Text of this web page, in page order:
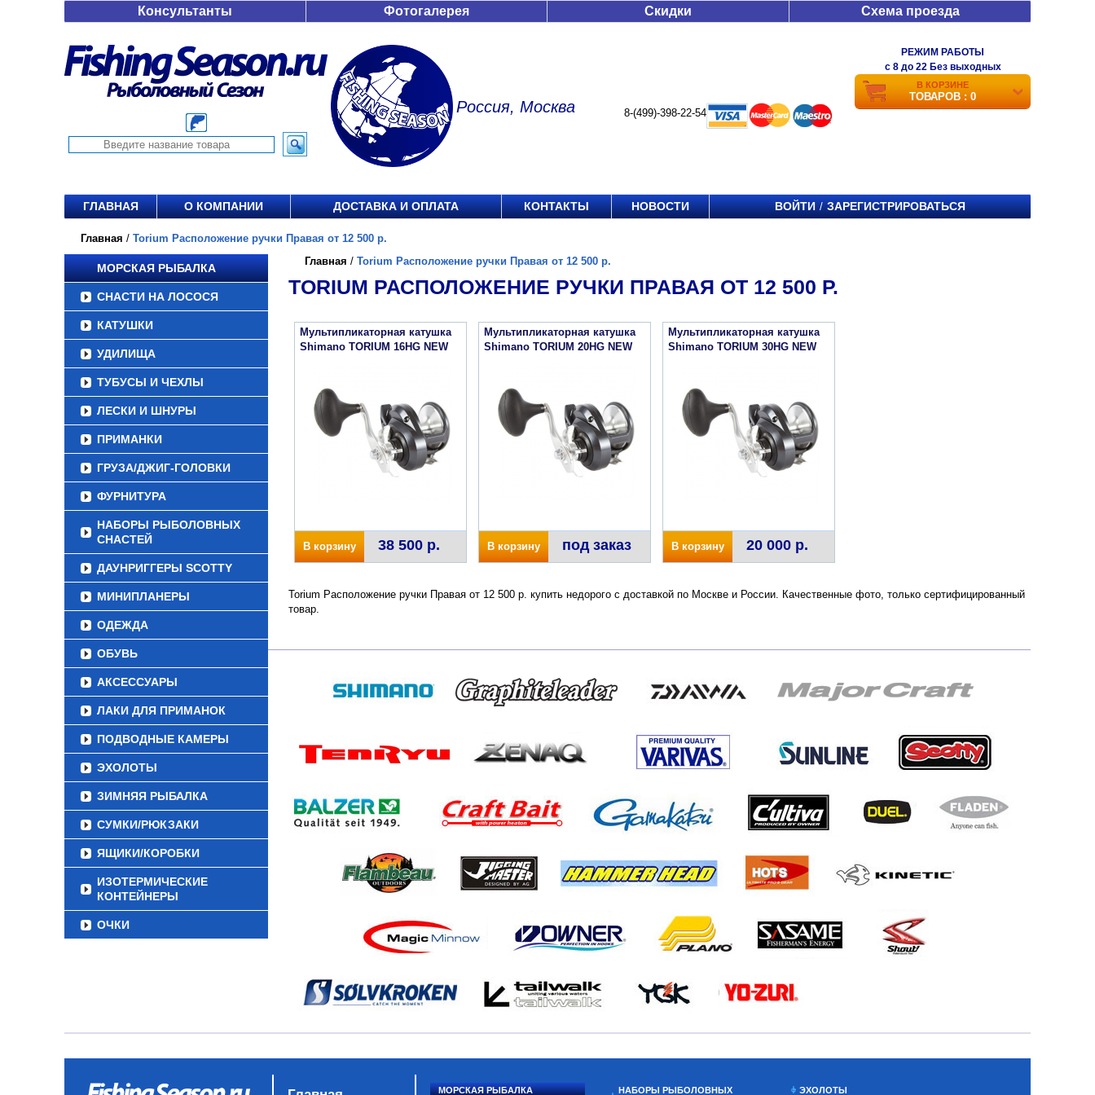
Консультанты Фотогалерея Скидки Схема проезда
Россия, Москва 8-(499)-398-22-54
РЕЖИМ РАБОТЫ
c 8 до 22 Без выходных
В КОРЗИНЕ
ТОВАРОВ : 0
ГЛАВНАЯ О КОМПАНИИ ДОСТАВКА И ОПЛАТА КОНТАКТЫ НОВОСТИ ВОЙТИ / ЗАРЕГИСТРИРОВАТЬСЯ
Главная / Torium Расположение ручки Правая от 12 500 р.
МОРСКАЯ РЫБАЛКА
СНАСТИ НА ЛОСОСЯ
КАТУШКИ
УДИЛИЩА
ТУБУСЫ И ЧЕХЛЫ
ЛЕСКИ И ШНУРЫ
ПРИМАНКИ
ГРУЗА/ДЖИГ-ГОЛОВКИ
ФУРНИТУРА
НАБОРЫ РЫБОЛОВНЫХ
СНАСТЕЙ
ДАУНРИГГЕРЫ SCOTTY
МИНИПЛАНЕРЫ
ОДЕЖДА
ОБУВЬ
АКСЕССУАРЫ
ЛАКИ ДЛЯ ПРИМАНОК
ПОДВОДНЫЕ КАМЕРЫ
ЭХОЛОТЫ
ЗИМНЯЯ РЫБАЛКА
СУМКИ/РЮКЗАКИ
ЯЩИКИ/КОРОБКИ
ИЗОТЕРМИЧЕСКИЕ
КОНТЕЙНЕРЫ
ОЧКИ
Главная / Torium Расположение ручки Правая от 12 500 р.
TORIUM РАСПОЛОЖЕНИЕ РУЧКИ ПРАВАЯ ОТ 12 500 Р.
Мультипликаторная катушка
Shimano TORIUM 16HG NEW
В корзину 38 500 р.
Мультипликаторная катушка
Shimano TORIUM 20HG NEW
В корзину под заказ
Мультипликаторная катушка
Shimano TORIUM 30HG NEW
В корзину 20 000 р.
Torium Расположение ручки Правая от 12 500 р. купить недорого с доставкой по Москве и России. Качественные фото, только сертифицированный
товар.
МОРСКАЯ РЫБАЛКА НАБОРЫ РЫБОЛОВНЫХ ЭХОЛОТЫ